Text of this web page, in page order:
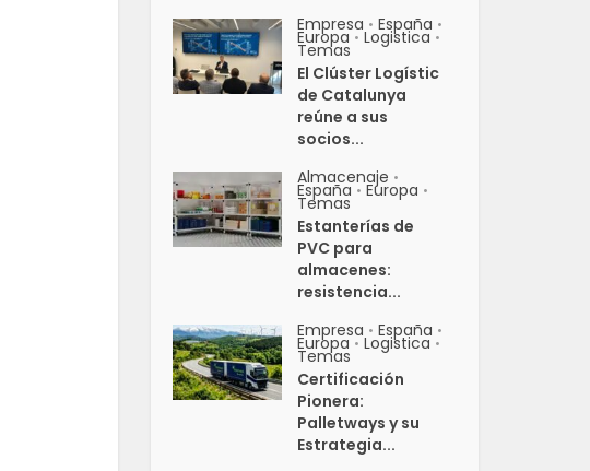
Empresa • España •
Europa • Logistica •
Temas
El Clúster Logístic
de Catalunya
reúne a sus
socios...
Almacenaje •
España • Europa •
Temas
Estanterías de
PVC para
almacenes:
resistencia...
Empresa • España •
Europa • Logistica •
Temas
Certificación
Pionera:
Palletways y su
Estrategia...